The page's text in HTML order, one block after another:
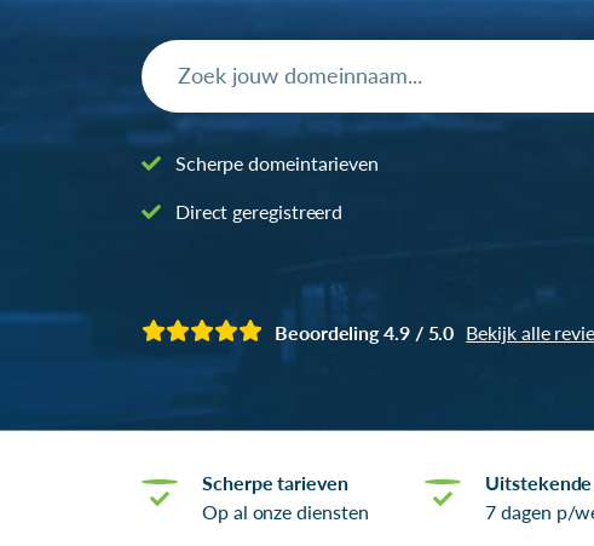
Scherpe domeintarieven
Direct geregistreerd
Beoordeling 4.9 / 5.0 Bekijk alle
Scherpe tarieven
Op al onze diensten
7 dagen p/